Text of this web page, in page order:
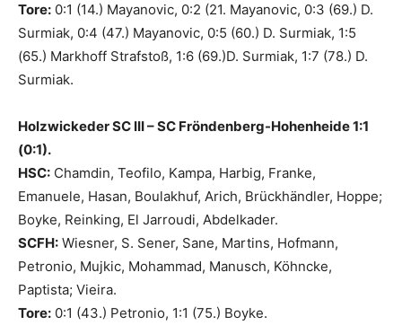
Tore: 0:1 (14.) Mayanovic, 0:2 (21. Mayanovic, 0:3 (69.) D.
Surmiak, 0:4 (47.) Mayanovic, 0:5 (60.) D. Surmiak, 1:5
(65.) Markhoff Strafstoß, 1:6 (69.)D. Surmiak, 1:7 (78.) D.
Surmiak.
Holzwickeder SC III – SC Fröndenberg-Hohenheide 1:1
(0:1).
HSC: Chamdin, Teofilo, Kampa, Harbig, Franke,
Emanuele, Hasan, Boulakhuf, Arich, Brückhändler, Hoppe;
Boyke, Reinking, El Jarroudi, Abdelkader.
SCFH: Wiesner, S. Sener, Sane, Martins, Hofmann,
Petronio, Mujkic, Mohammad, Manusch, Köhncke,
Paptista; Vieira.
Tore: 0:1 (43.) Petronio, 1:1 (75.) Boyke.